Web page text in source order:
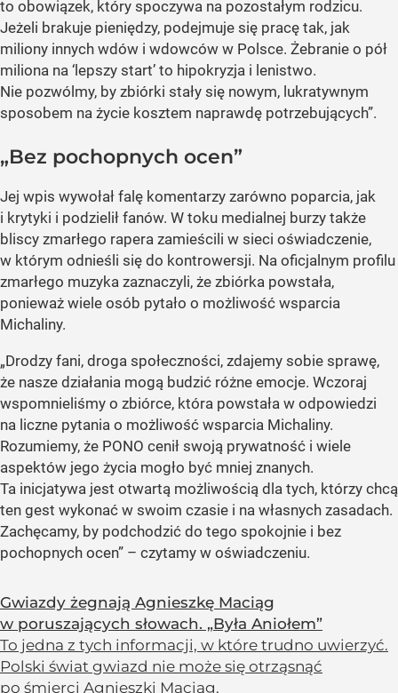
to obowiązek, który spoczywa na pozostałym rodzicu.
Jeżeli brakuje pieniędzy, podejmuje się pracę tak, jak
miliony innych wdów i wdowców w Polsce. Żebranie o pół
miliona na ‘lepszy start’ to hipokryzja i lenistwo.
Nie pozwólmy, by zbiórki stały się nowym, lukratywnym
sposobem na życie kosztem naprawdę potrzebujących”.
„Bez pochopnych ocen”
Jej wpis wywołał falę komentarzy zarówno poparcia, jak
i krytyki i podzielił fanów. W toku medialnej burzy także
bliscy zmarłego rapera zamieścili w sieci oświadczenie,
w którym odnieśli się do kontrowersji. Na oficjalnym profilu
zmarłego muzyka zaznaczyli, że zbiórka powstała,
ponieważ wiele osób pytało o możliwość wsparcia
Michaliny.
„Drodzy fani, droga społeczności, zdajemy sobie sprawę,
że nasze działania mogą budzić różne emocje. Wczoraj
wspomnieliśmy o zbiórce, która powstała w odpowiedzi
na liczne pytania o możliwość wsparcia Michaliny.
Rozumiemy, że PONO cenił swoją prywatność i wiele
aspektów jego życia mogło być mniej znanych.
Ta inicjatywa jest otwartą możliwością dla tych, którzy chcą
ten gest wykonać w swoim czasie i na własnych zasadach.
Zachęcamy, by podchodzić do tego spokojnie i bez
pochopnych ocen” – czytamy w oświadczeniu.
Gwiazdy żegnają Agnieszkę Maciąg
w poruszających słowach. „Była Aniołem”
To jedna z tych informacji, w które trudno uwierzyć.
Polski świat gwiazd nie może się otrząsnąć
po śmierci Agnieszki Maciąg.